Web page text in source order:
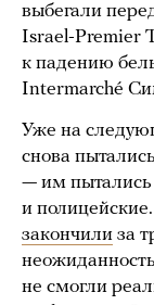
выбегали
Israel-Premier
к падению
Intermarché
Уже на
снова
— им пытались
и
закончили за
не смогли